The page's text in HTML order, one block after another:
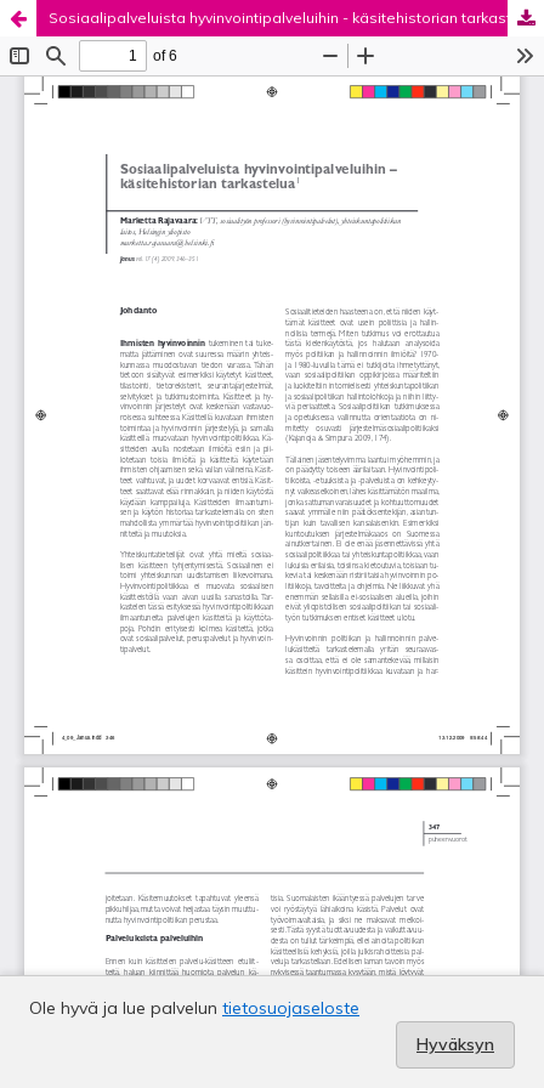
Sosiaalipalveluista hyvinvointipalveluihin - käsitehistorian tarkastelua
Ole hyvä ja lue palvelun tietosuojaseloste
Hyväksyn
Palvelua ylläpitää Tieteellisten seurain valtuuskunta